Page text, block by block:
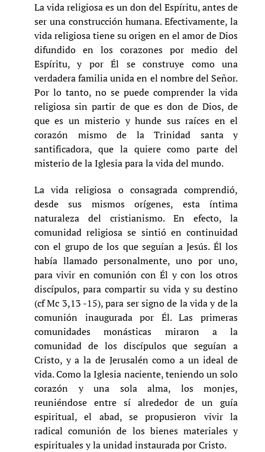
La vida religiosa es un don del Espíritu, antes de
ser una construcción humana. Efectivamente, la
vida religiosa tiene su origen en el amor de Dios
difundido en los corazones por medio del
Espíritu, y por Él se construye como una
verdadera familia unida en el nombre del Señor.
Por lo tanto, no se puede comprender la vida
religiosa sin partir de que es don de Dios, de
que es un misterio y hunde sus raíces en el
corazón mismo de la Trinidad santa y
santificadora, que la quiere como parte del
misterio de la Iglesia para la vida del mundo.
La vida religiosa o consagrada comprendió,
desde sus mismos orígenes, esta íntima
naturaleza del cristianismo. En efecto, la
comunidad religiosa se sintió en continuidad
con el grupo de los que seguían a Jesús. Él los
había llamado personalmente, uno por uno,
para vivir en comunión con Él y con los otros
discípulos, para compartir su vida y su destino
(cf Mc 3,13 -15), para ser signo de la vida y de la
comunión inaugurada por Él. Las primeras
comunidades monásticas miraron a la
comunidad de los discípulos que seguían a
Cristo, y a la de Jerusalén como a un ideal de
vida. Como la Iglesia naciente, teniendo un solo
corazón y una sola alma, los monjes,
reuniéndose entre sí alrededor de un guía
espiritual, el abad, se propusieron vivir la
radical comunión de los bienes materiales y
espirituales y la unidad instaurada por Cristo.